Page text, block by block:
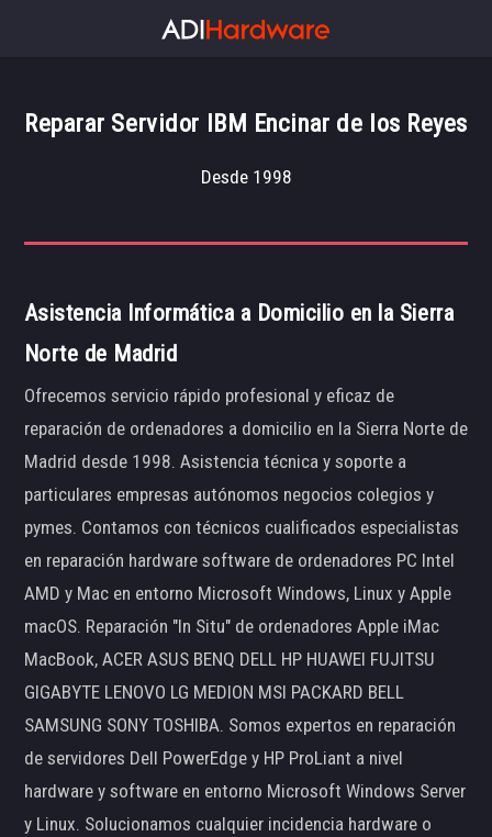
Reparar Servidor IBM Encinar de los Reyes
Desde 1998
Asistencia Informática a Domicilio en la Sierra
Norte de Madrid
Ofrecemos servicio rápido profesional y eficaz de
reparación de ordenadores a domicilio en la Sierra Norte de
Madrid desde 1998. Asistencia técnica y soporte a
particulares empresas autónomos negocios colegios y
pymes. Contamos con técnicos cualificados especialistas
en reparación hardware software de ordenadores PC Intel
AMD y Mac en entorno Microsoft Windows, Linux y Apple
macOS. Reparación "In Situ" de ordenadores Apple iMac
MacBook, ACER ASUS BENQ DELL HP HUAWEI FUJITSU
GIGABYTE LENOVO LG MEDION MSI PACKARD BELL
SAMSUNG SONY TOSHIBA. Somos expertos en reparación
de servidores Dell PowerEdge y HP ProLiant a nivel
hardware y software en entorno Microsoft Windows Server
y Linux. Solucionamos cualquier incidencia hardware o